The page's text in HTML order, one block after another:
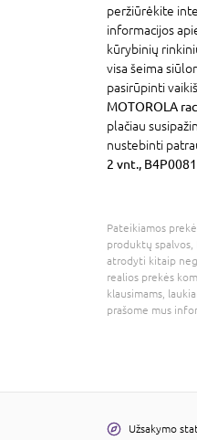
peržiūrėkite
informacijos
kūrybinių
visa šeima
pasirūpinti
MOTOROLA
plačiau
nustebinti
2 vnt.,
Pateikiamos
produktų
atrodyti kitaip
realios prekės
klausimams,
prašome mus
Užsakymo